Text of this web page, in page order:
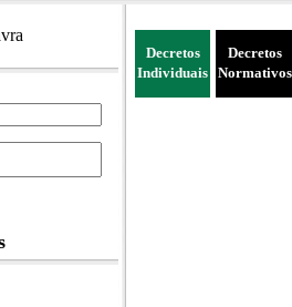
Decretos
Individuais
Decretos
Normativos